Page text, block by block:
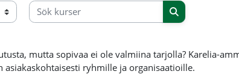
Sök kurser
Sök kurser
mutta sopivaa ei ole valmiina tarjolla? Karelia-
ryhmille ja organisaatioille.